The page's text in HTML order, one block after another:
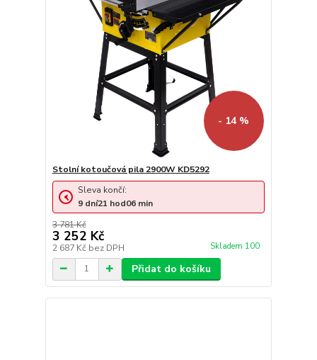
- 14 %
Stolní kotoučová pila 2900W KD5292
3 781 Kč
3 252 Kč
2 687 Kč bez DPH Skladem 100
Sleva končí:
9 dní21 hod06 min
Přidat do košíku